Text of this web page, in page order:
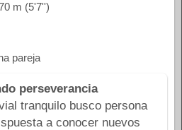
m (5'7'')
pareja
perseverancia
tranquilo busco persona
a conocer nuevos